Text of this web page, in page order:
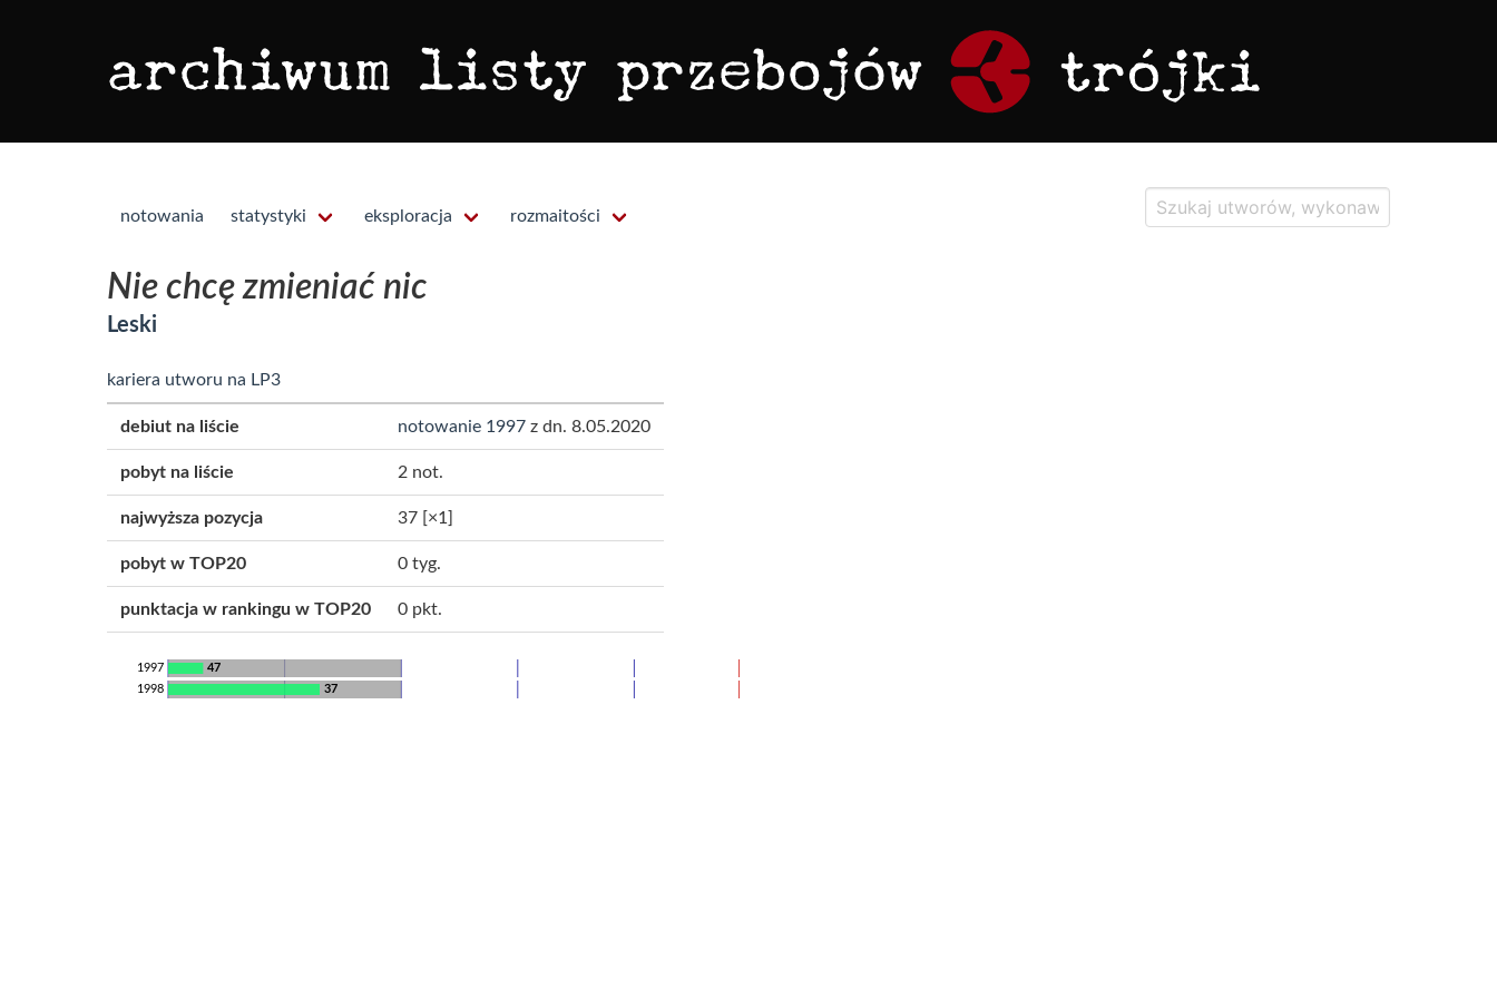
notowania statystyki eksploracja rozmaitości
Nie chcę zmieniać nic
Leski
kariera utworu na LP3
debiut na liście notowanie 1997 z dn. 8.05.2020
pobyt na liście 2 not.
najwyższa pozycja 37 [×1]
pobyt w TOP20 0 tyg.
punktacja w rankingu w TOP20 0 pkt.
47
1997
37
1998